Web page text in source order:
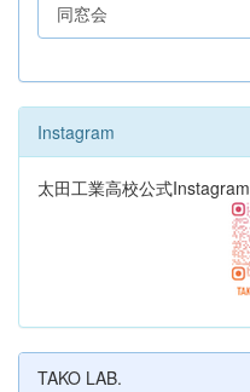
同窓会
Instagram
太田工業高校公式Instagram
TAKO LAB.